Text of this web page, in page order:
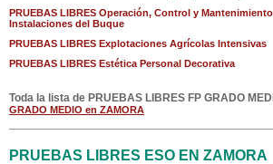
PRUEBAS LIBRES Operación, Control y
Instalaciones del Buque
PRUEBAS LIBRES Explotaciones Agrícolas Intensivas
PRUEBAS LIBRES Estética Personal Decorativa
Toda la lista de PRUEBAS LIBRES FP GRADO
GRADO MEDIO en ZAMORA
PRUEBAS LIBRES ESO EN ZAMORA